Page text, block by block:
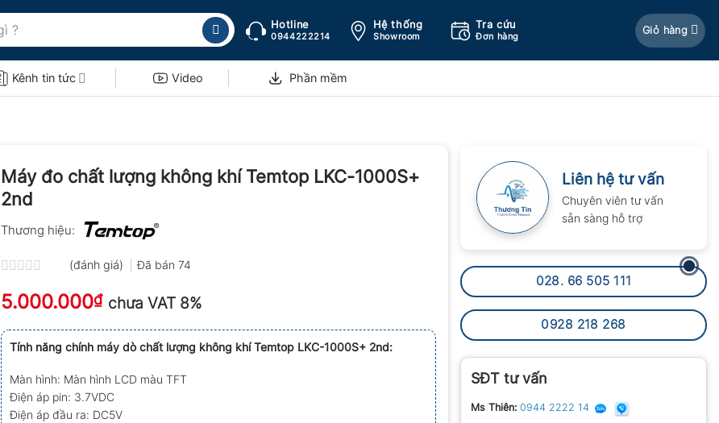
Hotline
0944222214
Hệ thống
Showroom
Tra cứu
Đơn hàng
Giỏ hàng
Kênh tin tức Video Phần mềm
Liên hệ tư vấn
Chuyên viên tư vấn
sẵn sàng hỗ trợ
028. 66 505 111
0928 218 268
SĐT tư vấn
Ms Thiên: 0944 2222 14
Máy đo chất lượng không khí Temtop LKC-1000S+
2nd
Thương hiệu:
xếp
hạng
5
sao
(đánh giá) Đã bán74
5.000.000₫ chưa VAT 8%
Tính năng chính máy dò chất lượng không khí Temtop LKC-1000S+ 2nd:
Màn hình: Màn hình LCD màu TFT
Điện áp pin: 3.7VDC
Điện áp đầu ra: DC5V